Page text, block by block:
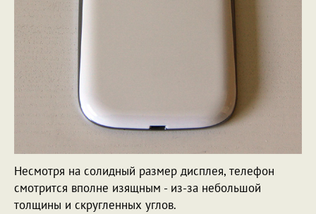
Несмотря на солидный размер дисплея, телефон
смотрится вполне изящным - из-за небольшой
толщины и скругленных углов.